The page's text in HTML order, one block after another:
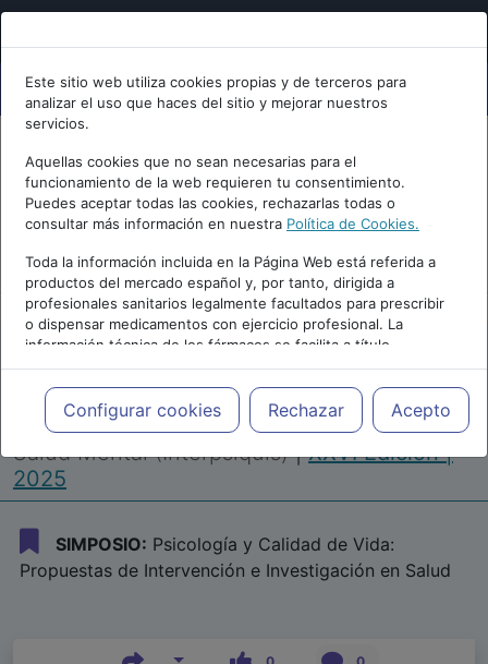
Este sitio web utiliza cookies propias y de terceros para
analizar el uso que haces del sitio y mejorar nuestros
servicios.
Aquellas cookies que no sean necesarias para el
funcionamiento de la web requieren tu consentimiento.
Puedes aceptar todas las cookies, rechazarlas todas o
consultar más información en nuestra Política de Cookies.
Toda la información incluida en la Página Web está referida a
productos del mercado español y, por tanto, dirigida a
profesionales sanitarios legalmente facultados para prescribir
o dispensar medicamentos con ejercicio profesional. La
información técnica de los fármacos se facilita a título
meramente informativo, siendo responsabilidad de los
profesionales facultados prescribir medicamentos y decidir, en
cada caso concreto, el tratamiento más adecuado a las
necesidades del paciente.
Configurar cookies Rechazar Acepto
Repositorio de Artículos |Congreso Virtual
Internacional de Psiquiatría, Psicología y
Salud Mental (Interpsiquis)|XXVI Edición |
2025
SIMPOSIO: Psicología y Calidad de Vida:
Propuestas de Intervención e Investigación en Salud